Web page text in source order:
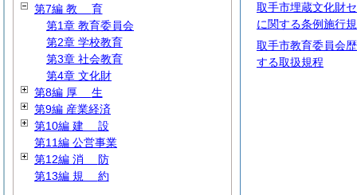
取手市埋蔵文化財
に関する条例施行
取手市教育委員会
する取扱規程
第7編 教 育
第1章 教育委員会
第2章 学校教育
第3章 社会教育
第4章 文化財
第8編 厚 生
第9編 産業経済
第10編 建 設
第11編 公営事業
第12編 消 防
第13編 規 約